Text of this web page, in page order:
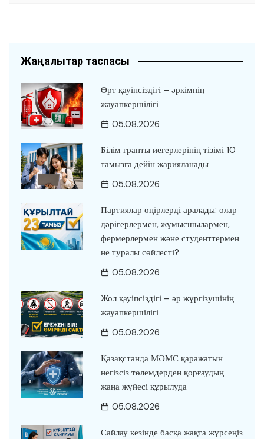
Жаңалықтар таспасы
Өрт қауіпсіздігі – әркімнің
жауапкершілігі
05.08.2026
Білім гранты иегерлерінің тізімі 10
тамызға дейін жарияланады
05.08.2026
Партиялар өңірлерді аралады: олар
дәрігерлермен, жұмысшылармен,
фермерлермен және студенттермен
не туралы сөйлесті?
05.08.2026
Жол қауіпсіздігі – әр жүргізушінің
жауапкершілігі
05.08.2026
Қазақстанда МӘМС қаражатын
негізсіз төлемдерден қорғаудың
жаңа жүйесі құрылуда
05.08.2026
Сайлау кезінде басқа жақта жүрсеңіз